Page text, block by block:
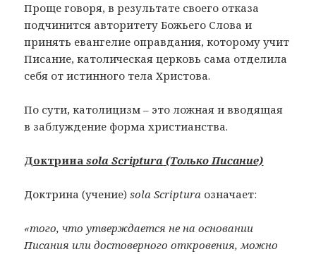
Проще говоря, в результате своего отказа
подчинится авторитету Божьего Слова и
принять евангелие оправдания, которому учит
Писание, католическая церковь сама отделила
себя от истинного тела Христова.
По сути, католицизм – это ложная и вводящая
в заблуждение форма христианства.
Доктринаsola Scriptura (Только Писание)
Доктрина (учение)sola Scriptura означает:
«того, что утверждается не на основании
Писания или достоверного откровения, можно